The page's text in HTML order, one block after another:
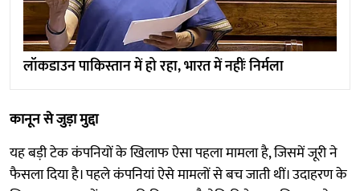
लॉकडाउन पाकिस्तान में हो रहा, भारत में नहींः निर्मला
कानून से जुड़ा मुद्दा
यह बड़ी टेक कंपनियों के खिलाफ ऐसा पहला मामला है, जिसमें जूरी ने
फैसला दिया है। पहले कंपनियां ऐसे मामलों से बच जाती थीं। उदाहरण के